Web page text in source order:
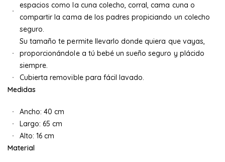
espacios como la cuna colecho, corral, cama cuna o
compartir la cama de los padres propiciando un colecho
seguro.
Su tamaño te permite llevarlo donde quiera que vayas,
proporcionándole a tú bebé un sueño seguro y plácido
siempre.
Cubierta removible para fácil lavado.
Medidas
Ancho: 40 cm
Largo: 65 cm
Alto: 16 cm
Material